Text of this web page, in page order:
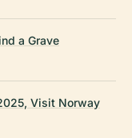
a Grave
Visit Norway